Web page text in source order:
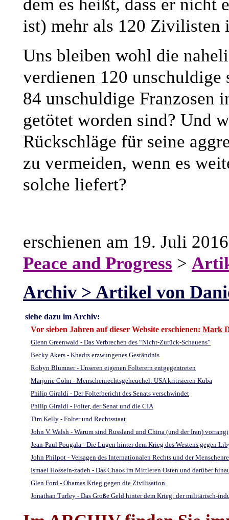
dem es heißt, dass er
ist) mehr als 120 Zivilisten
Uns bleiben wohl die
verdienen 120
84 unschuldige Franzosen
getötet worden sind? Und
Rückschläge für seine
zu vermeiden, wenn es
solche liefert?
erschienen am 19. Juli
Peace and Progress >
Archiv > Artikel von
siehe dazu im Archiv:
Vor sieben Jahren auf dieser Website erschienen: Mark
Glenn Greenwald - Das Verbrechen des “Nicht-Zurück-Schauens”
Becky Akers - Khadrs erzwungenes Geständnis
Robyn Blumner - Unseren eigenen Folterern entgegentreten
Marjorie Cohn - Menschenrechtsgeheuchel: USA kritisieren Kuba
Philip Giraldi - Der Folterbericht des Senats verschwindet
Philip Giraldi - Folter, der Senat und die CIA
Tim Kelly - Folter und Rechtsstaat
John V. Walsh - Warum sind Russland und China (und der Iran)
Jean-Paul Pougala - Die Lügen hinter dem Krieg des Westens gegen
John Philpot - Versagen des Internationalen Rechts und der
Ismael Hossein-zadeh - Das Chaos im Mittleren Osten und darüber
Glen Ford - Obamas Krieg gegen die Zivilisation
Jonathan Turley - Das Große Geld hinter dem Krieg: der militärisch-